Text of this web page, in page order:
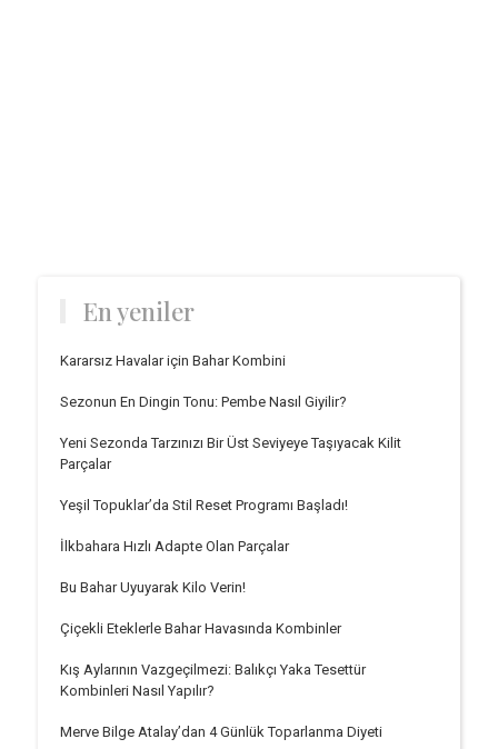
En yeniler
Kararsız Havalar için Bahar Kombini
Sezonun En Dingin Tonu: Pembe Nasıl Giyilir?
Yeni Sezonda Tarzınızı Bir Üst Seviyeye Taşıyacak Kilit
Parçalar
Yeşil Topuklar’da Stil Reset Programı Başladı!
İlkbahara Hızlı Adapte Olan Parçalar
Bu Bahar Uyuyarak Kilo Verin!
Çiçekli Eteklerle Bahar Havasında Kombinler
Kış Aylarının Vazgeçilmezi: Balıkçı Yaka Tesettür
Kombinleri Nasıl Yapılır?
Merve Bilge Atalay’dan 4 Günlük Toparlanma Diyeti